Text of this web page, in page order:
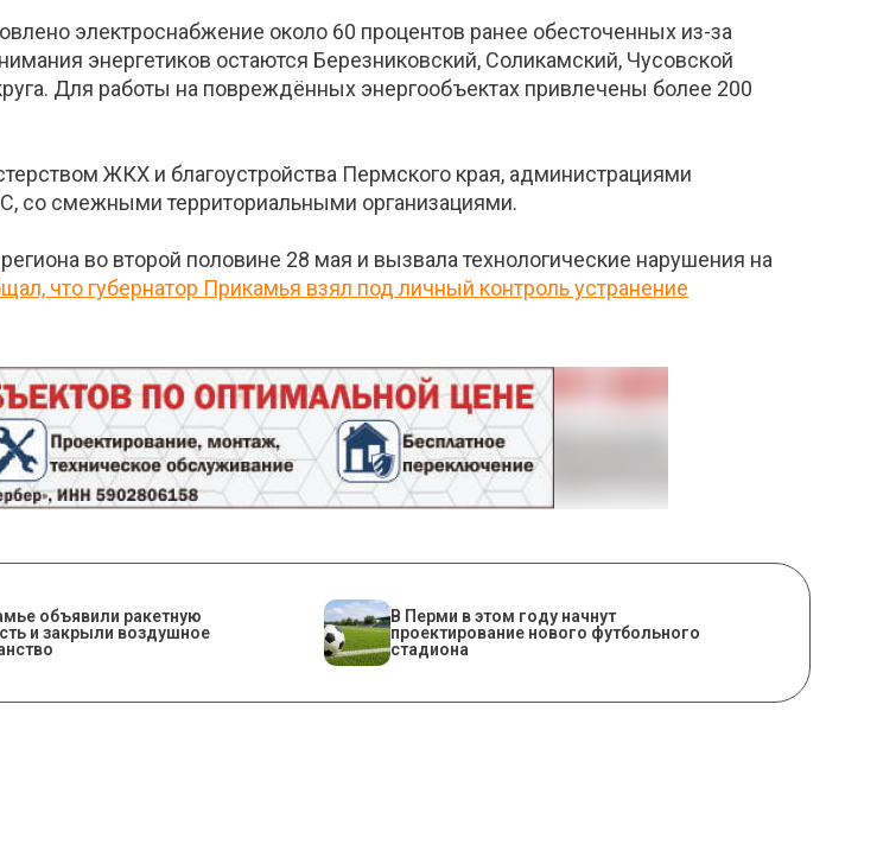
электроснабжение около 60 процентов ранее обесточенных из-за
энергетиков остаются Березниковский, Соликамский, Чусовской
Для работы на повреждённых энергообъектах привлечены более 200
ЖКХ и благоустройства Пермского края, администрациями
со смежными территориальными организациями.
во второй половине 28 мая и вызвала технологические нарушения на
что губернатор Прикамья взял под личный контроль устранение
объявили ракетную
и закрыли воздушное
В Перми в этом году начнут
проектирование нового футбольного
стадиона